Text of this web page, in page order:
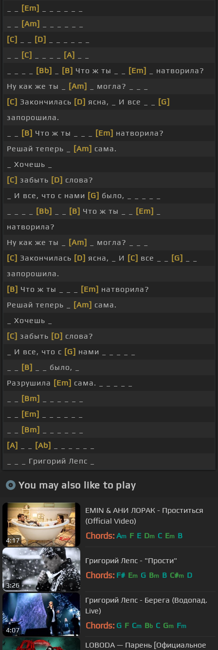
[Em]
[Am]
[C]
[D]
[C] [A]
[Bb] [B] Что ж ты _ _ [Em]
_ натворила?
Ну как же ты _
[Am]
_ могла? _ _ _
[C] Закончилась [D] ясна, _ И все _ _
[G]
запорошила.
[B] Что ж ты _ _ _ [Em] натворила?
Решай теперь _
[Am] сама.
_ Хочешь _
[C] забыть [D] слова?
_ И все, что с нами [G] было, _ _ _ _ _
[Bb] [B] Что ж ты _ _ [Em]
натворила?
Ну как же ты _
[Am]
_ могла? _ _ _
[C] Закончилась [D] ясна, _ И [C] все _ _ [G]
запорошила.
[B] Что ж ты _ _ _ [Em] натворила?
Решай теперь _
[Am] сама.
_ Хочешь _
[C] забыть [D] слова?
_ И все, что с [G] нами _ _ _ _ _
[B]
_ _ было, _
Разрушила [Em] сама. _ _ _ _ _
[Bm]
[Em]
[Bm]
[A]
[Ab]
_ _ _ Григорий Лепс _
You may also like to play
4:17
EMIN & АНИ ЛОРАК - Проститься
(Official Video)
Chords: Am F E Dm C Em B
3:26
Григорий Лепс - "Прости"
Chords: F# Em G Bm B C#m D
4:07
Григорий Лепс - Берега (Водопад.
Live)
Chords: G F Cm Bb C Gm Fm
LOBODA — Парень [Официальное